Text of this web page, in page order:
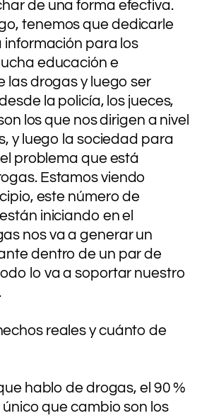
de una forma efectiva.
tenemos que dedicarle
información para los
educación e
las drogas y luego ser
la policía, los jueces,
los que nos dirigen a nivel
y luego la sociedad para
problema que está
Estamos viendo
este número de
iniciando en el
nos va a generar un
dentro de un par de
lo va a soportar nuestro
reales y cuánto de
hablo de drogas, el 90 %
que cambio son los